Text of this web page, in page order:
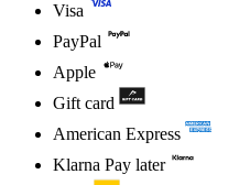
Visa
PayPal
Apple
Gift card
American Express
Klarna Pay later